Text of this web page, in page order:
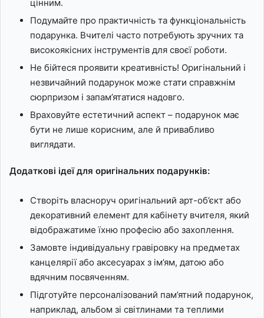
цінним.
Подумайте про практичність та функціональність
подарунка. Вчителі часто потребують зручних та
високоякісних інструментів для своєї роботи.
Не бійтеся проявити креативність! Оригінальний і
незвичайний подарунок може стати справжнім
сюрпризом і запам’ятатися надовго.
Враховуйте естетичний аспект – подарунок має
бути не лише корисним, але й привабливо
виглядати.
Додаткові ідеї для оригінальних подарунків:
Створіть власноруч оригінальний арт-об’єкт або
декоративний елемент для кабінету вчителя, який
відображатиме їхню професію або захоплення.
Замовте індивідуальну гравіровку на предметах
канцелярії або аксесуарах з ім’ям, датою або
вдячним посвяченням.
Підготуйте персоналізований пам’ятний подарунок,
наприклад, альбом зі світлинами та теплими